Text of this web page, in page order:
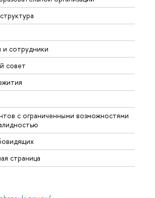
сотрудники
совет
с ограниченными возможностями
страница